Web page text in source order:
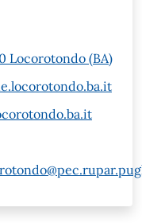
Locorotondo (BA)